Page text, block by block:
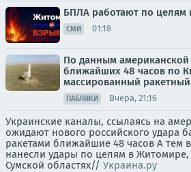
БПЛА работают по целям
СМИ 01:18
По данным американской
ближайших 48 часов по
массированный
ПАБЛИКИ Вчера, 21:16
Украинские каналы, ссылаясь на
ожидают нового российского удара
ракетами ближайшие 48 часов А тем
нанесли удары по целям в Житомире,
Сумской областях// Украина.ру